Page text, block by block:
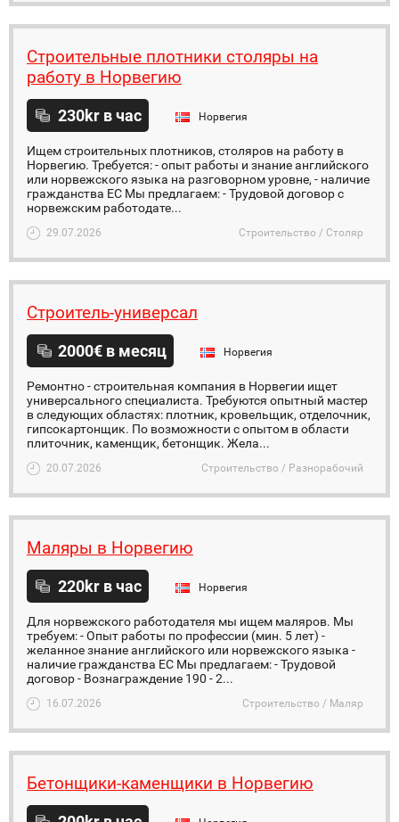
Строительные плотники столяры на
работу в Норвегию
230kr в час Норвегия
Ищем строительных плотников, столяров на работу в
Норвегию. Требуется: - опыт работы и знание английского
или норвежского языка на разговорном уровне, - наличие
гражданства ЕС Мы предлагаем: - Трудовой договор с
норвежским работодате...
29.07.2026 Строительство / Столяр
Строитель-универсал
2000€ в месяц Норвегия
Ремонтно - строительная компания в Норвегии ищет
универсального специалиста. Требуются oпытный мастер
в следующих областях: плотник, кровельщик, отделочник,
гипсокартонщик. По возможности с опытом в области
плиточник, каменщик, бетонщик. Жела...
20.07.2026 Строительство / Разнорабочий
Маляры в Норвегию
220kr в час Норвегия
Для норвежского работодателя мы ищем маляров. Мы
требуем: - Опыт работы по профессии (мин. 5 лет) -
желанное знание английского или норвежского языка -
наличие гражданства ЕС Мы предлагаем: - Трудовой
договор - Вознаграждение 190 - 2...
16.07.2026 Строительство / Маляр
Бетонщики-каменщики в Норвегию